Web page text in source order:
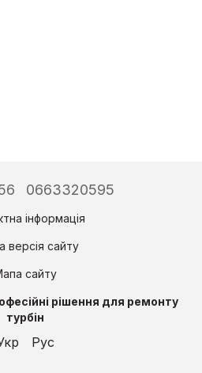
0663320595
інформація
версія сайту
сайту
рішення для ремонту
турбін
Рус